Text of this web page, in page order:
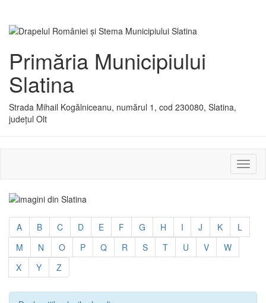
Primăria Municipiului
Slatina
Strada Mihail Kogălniceanu, numărul 1, cod 230080, Slatina,
județul Olt
sau
A B C D E F G H I J K
L
M
N O P Q R S T U V
W
X
Y Z